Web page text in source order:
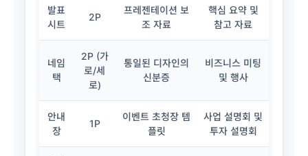
발표
시트
2P
프레젠테이션 보
조 자료
핵심 요약 및
참고 자료
네임
택
2P (가
로/세
로)
통일된 디자인의
신분증
비즈니스 미팅
및 행사
안내
장
1P
이벤트 초청장 템
플릿
사업 설명회 및
투자 설명회